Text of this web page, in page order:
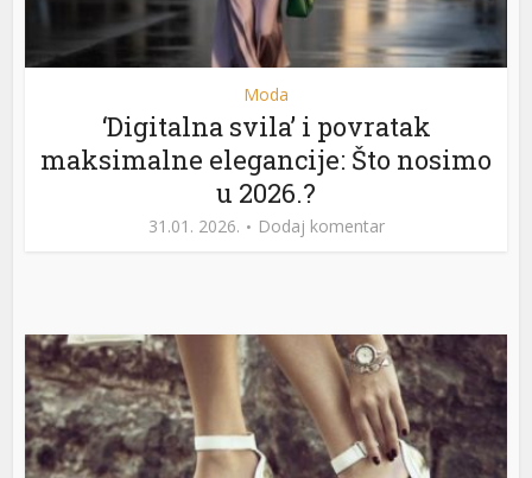
Moda
‘Digitalna svila’ i povratak
maksimalne elegancije: Što nosimo
u 2026.?
31.01. 2026. Dodaj komentar